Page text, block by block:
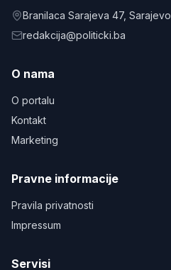
Branilaca Sarajeva 47, Sarajevo
redakcija@politicki.ba
O nama
O portalu
Kontakt
Marketing
Pravne informacije
Pravila privatnosti
Impressum
Servisi